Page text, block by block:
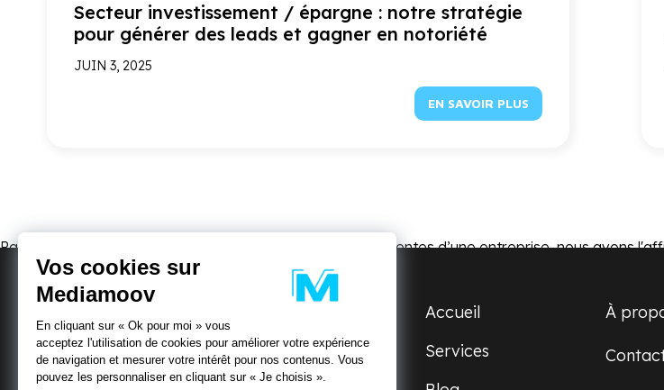
Secteur investissement / épargne : notre stratégie
pour générer des leads et gagner en notoriété
JUIN 3, 2025
EN SAVOIR PLUS
Parmi les leviers permettant d'optimiser la visibilité et les ventes d’une entreprise, nous avons
Politique de Confidentialité
Accueil
Services
À
Vos cookies sur
Mediamoov
En cliquant sur « Ok pour moi » vous
acceptez l'utilisation de cookies pour améliorer votre expérience
de navigation et mesurer votre intérêt pour nos contenus. Vous
pouvez les personnaliser en cliquant sur « Je choisis ».